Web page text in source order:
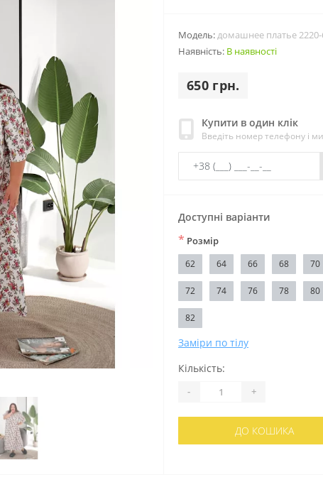
Модель:домашнее платье
Наявність: В наявності
650 грн.
Купити в один клік
Введіть номер телефону і
Доступні варіанти
* Розмір
62 64 66 68 70
72 74 76 78 80
82
Заміри по тілу
Кількість:
- +
ДО КОШИКА